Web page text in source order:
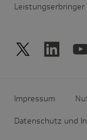
Leistungserbringer
Impressum
Datenschutz und